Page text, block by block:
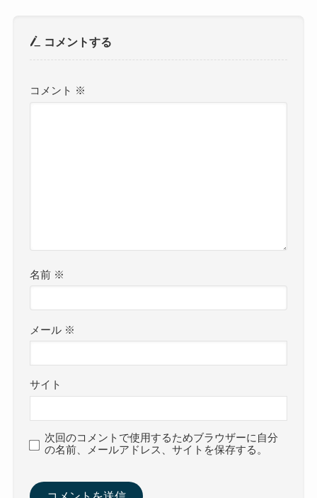
コメントする
コメント ※
名前 ※
メール ※
サイト
次回のコメントで使用するためブラウザーに自分
の名前、メールアドレス、サイトを保存する。